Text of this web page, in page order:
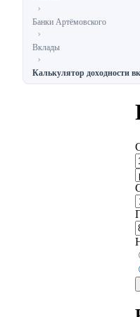
Банки Артёмовского
Вклады
Калькулятор доходности